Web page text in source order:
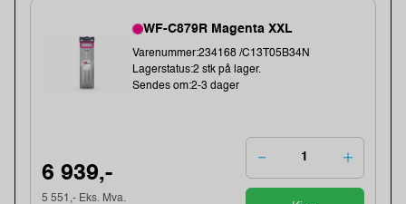
WF-C879R Magenta XXL
Varenummer:234168 /C13T05B34N
Lagerstatus:2 stk på lager.
Sendes om:2-3 dager
6 939,-
5 551,- Eks. Mva.